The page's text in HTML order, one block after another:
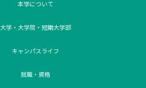
本学について
大学・大学院・短期大学部
キャンパスライフ
就職・資格